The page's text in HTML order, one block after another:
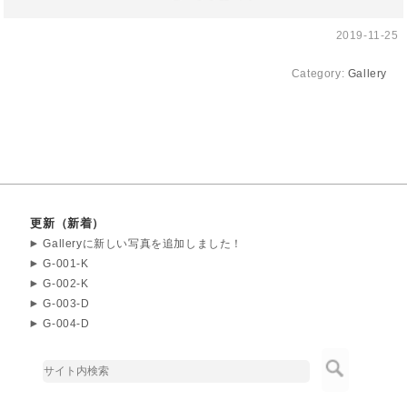
2019-11-25
Category: Gallery
更新（新着）
Galleryに新しい写真を追加しました！
G-001-K
G-002-K
G-003-D
G-004-D